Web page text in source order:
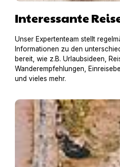
Interessante
Unser Expertenteam stellt
Informationen zu den
bereit, wie z.B. Urlaubsideen,
Wanderempfehlungen,
und vieles mehr.
Hausboot mit Hund